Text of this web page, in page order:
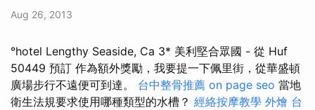
Aug 26, 2013
°hotel Lengthy Seaside, Ca 3* 美利堅合眾國 - 從 Huf
50449 預訂 作為額外獎勵，我要提一下佩里街，從華盛頓
廣場步行不遠便可到達。 台中整骨推薦 on page seo 當地
衛生法規要求使用哪種類型的水槽？ 經絡按摩教學 外燴 台